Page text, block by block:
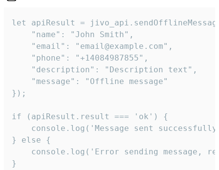
let apiResult =
    "name": "John Smith",
    "email": "email@example.com",
    "phone": "+14084987855",
    "description": "Description text",
    "message": "Offline message"
});
if (apiResult.result === 'ok') {
console.log('Message sent
} else {
console.log('Error sending message,
}